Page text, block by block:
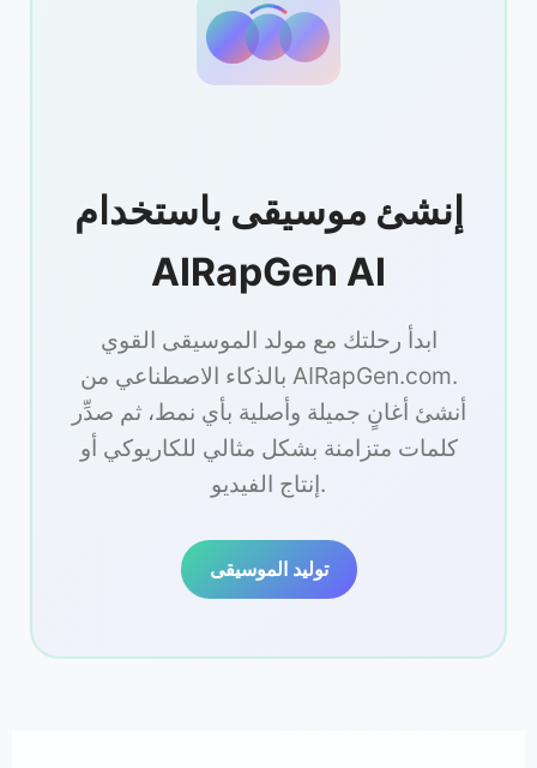
إنشئ موسيقى باستخدام
AIRapGen AI
ابدأ رحلتك مع مولد الموسيقى القوي
بالذكاء الاصطناعي من AIRapGen.com.
أنشئ أغانٍ جميلة وأصلية بأي نمط، ثم صدِّر
كلمات متزامنة بشكل مثالي للكاريوكي أو
إنتاج الفيديو.
توليد الموسيقى